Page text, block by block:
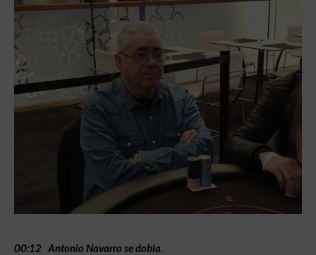
00:12 Antonio Navarro se dobla.